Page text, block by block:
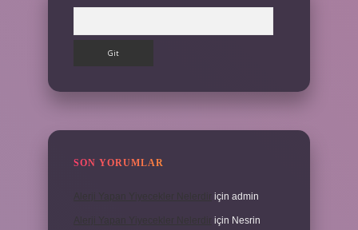
SON YORUMLAR
için admin
Alerji Yapan Yiyecekler Nelerdir için Nesrin